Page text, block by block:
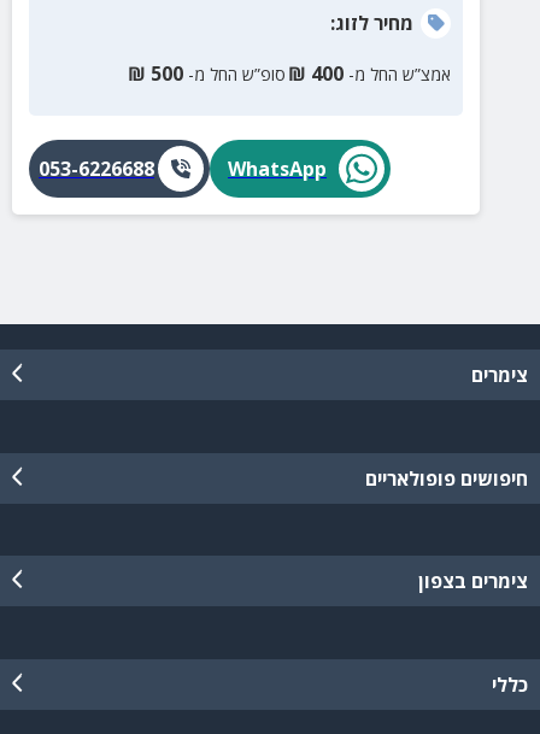
מחירלזוג:
אמצ”ש החל מ- 400
₪ סופ”ש החל מ- 500
₪
WhatsApp
053-6226688
צימרים
חיפושים פופולאריים
צימרים בצפון
כללי